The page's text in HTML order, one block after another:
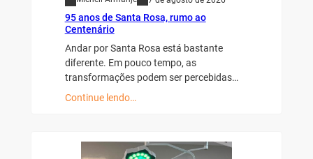
95 anos de Santa Rosa, rumo ao
Centenário
Andar por Santa Rosa está bastante
diferente. Em pouco tempo, as
transformações podem ser percebidas…
Continue lendo…